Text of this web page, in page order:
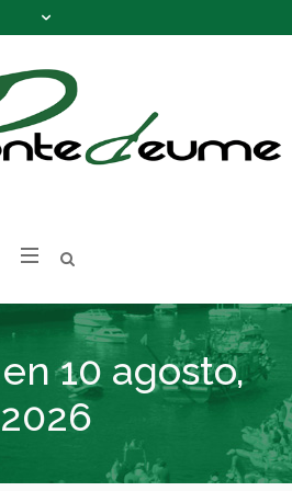
10 agosto,
2026